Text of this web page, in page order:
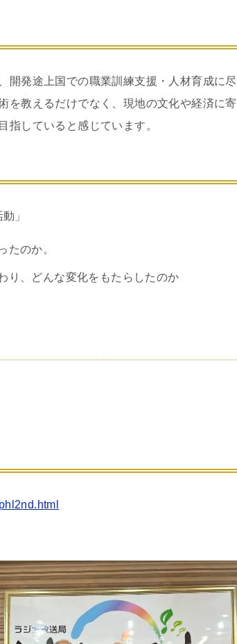
開発途上国での職業訓練支援・人材育成に尽
を教えるだけでなく、現地の文化や経済に寄
指していると感じています。
」
たのか。
り、どんな変化をもたらしたのか